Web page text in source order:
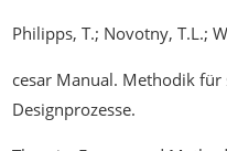
Philipps, T.; Novotny, T.L.;
cesar Manual. Methodik
Designprozesse.